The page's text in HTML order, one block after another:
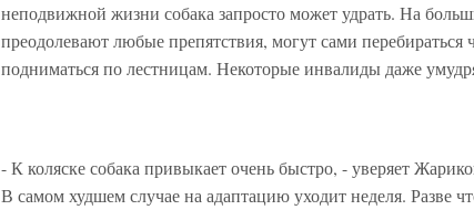
неподвижной жизни собака запросто может удрать. На
преодолевают любые препятствия, могут сами перебираться
подниматься по лестницам. Некоторые инвалиды даже
- К коляске собака привыкает очень быстро, - уверяет
В самом худшем случае на адаптацию уходит неделя. Разве